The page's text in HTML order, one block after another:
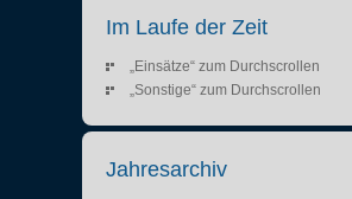
Im Laufe der Zeit
„Einsätze“ zum Durchscrollen
„Sonstige“ zum Durchscrollen
Jahresarchiv